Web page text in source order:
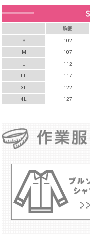
胸囲
S 102
M 107
L 112
LL 117
3L 122
4L 127